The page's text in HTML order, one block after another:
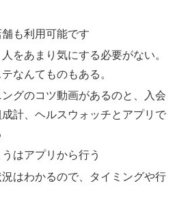
も利用可能です
をあまり気にする必要がない。
なんてものもある。
グのコツ動画があるのと、入会
計、ヘルスウォッチとアプリで
はアプリから行う
はわかるので、タイミングや行